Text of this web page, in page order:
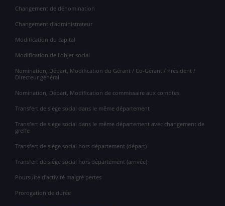
Changement de dénomination
Changement d'administrateur
Modification du capital
Modification de l'objet social
Nomination, Départ, Modification du Gérant / Co-Gérant / Président /
Directeur général
Nomination, Départ, Modification de commissaire aux comptes
Transfert de siège social dans le même département
Transfert de siège social dans le même département avec changement de
greffe
Transfert de siège social hors département (départ)
Transfert de siège social hors département (arrivée)
Poursuite d'activité malgré pertes
Prorogation de durée